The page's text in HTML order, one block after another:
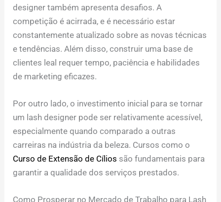
designer também apresenta desafios. A
competição é acirrada, e é necessário estar
constantemente atualizado sobre as novas técnicas
e tendências. Além disso, construir uma base de
clientes leal requer tempo, paciência e habilidades
de marketing eficazes.
Por outro lado, o investimento inicial para se tornar
um lash designer pode ser relativamente acessível,
especialmente quando comparado a outras
carreiras na indústria da beleza. Cursos como o
Curso de Extensão de Cílios são fundamentais para
garantir a qualidade dos serviços prestados.
Como Prosperar no Mercado de Trabalho para Lash